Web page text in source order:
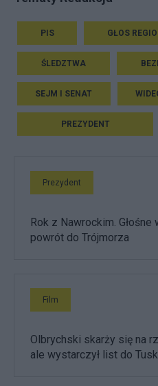
PIS GŁOS
ŚLEDZTWA
SEJM I SENAT
PREZYDENT
Prezydent
Rok z Nawrockim.
powrót do Trójmorza
Film
Olbrychski skarży się na
ale wystarczył list do